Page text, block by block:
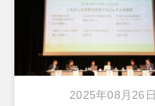
2025年08月26日